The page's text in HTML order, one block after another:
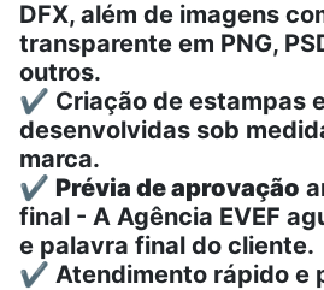
DFX, além de imagens
transparente em PNG,
outros.
✔️ Criação de estampas
desenvolvidas sob
marca.
✔️ Prévia de aprovação
final - A Agência EVEF
e palavra final do cliente.
✔️ Atendimento rápido e